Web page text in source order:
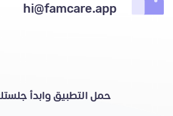
hi@famcare.app
حمل التطبيق وابدأ